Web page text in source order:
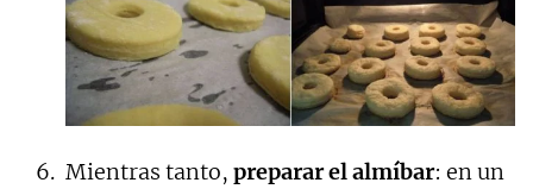
Mientras tanto, preparar el almíbar: en un